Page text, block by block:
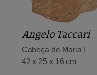
Angelo Taccari
Cabeça de Maria I
42 x 25 x 16 cm